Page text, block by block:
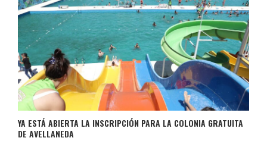
YA ESTÁ ABIERTA LA INSCRIPCIÓN PARA LA COLONIA GRATUITA
DE AVELLANEDA